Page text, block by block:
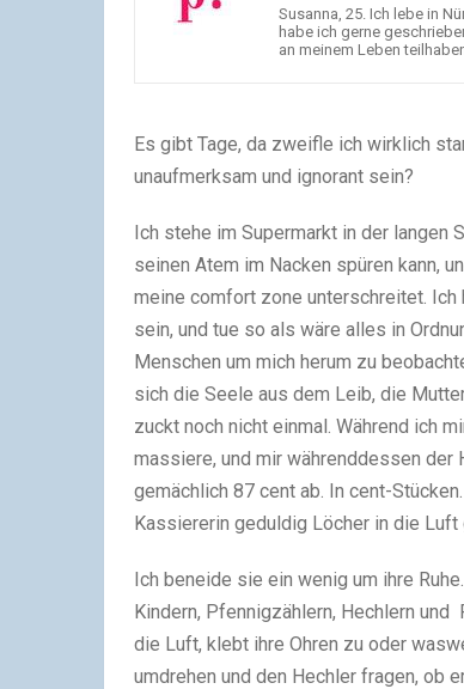
Susanna, 25. Ich lebe in
habe ich gerne
an meinem Leben
Es gibt Tage, da zweifle ich wirklich
unaufmerksam und ignorant sein?
Ich stehe im Supermarkt in der langen
seinen Atem im Nacken spüren kann,
meine comfort zone unterschreitet.
sein, und tue so als wäre alles in
Menschen um mich herum zu
sich die Seele aus dem Leib, die
zuckt noch nicht einmal. Während ich
massiere, und mir währenddessen der
gemächlich 87 cent ab. In cent-
Kassiererin geduldig Löcher in die Luft
Ich beneide sie ein wenig um ihre
Kindern, Pfennigzählern, Hechlern
die Luft, klebt ihre Ohren zu oder
umdrehen und den Hechler fragen, ob